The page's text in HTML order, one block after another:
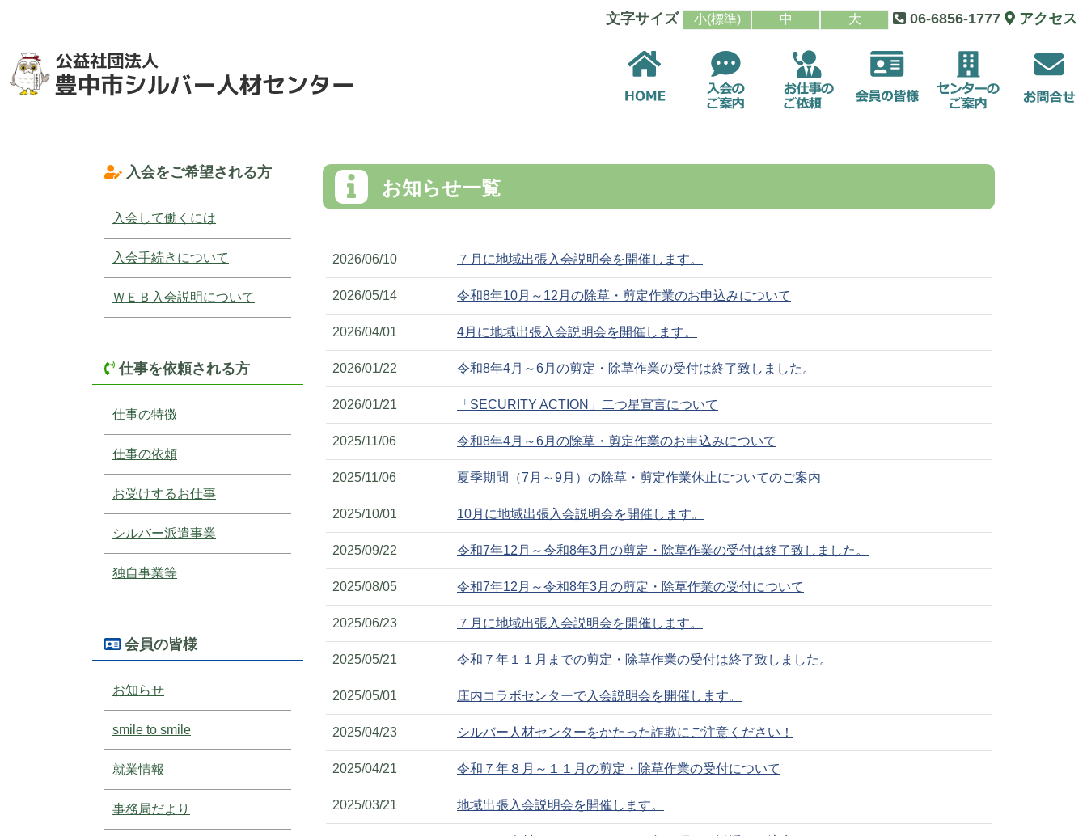
文字サイズ 小(標準) 中 大 06-6856-1777 アクセス
シルバー派遣事業事務局だより
履行確認書アップロード
情報公開
入会をご希望される方
入会して働くには
入会手続きについて
ＷＥＢ入会説明について
仕事を依頼される方
仕事の特徴
仕事の依頼
お受けするお仕事
シルバー派遣事業
独自事業等
会員の皆様
お知らせ
smile to smile
就業情報
事務局だより
お知らせ一覧
2026/06/10 ７月に地域出張入会説明会を開催します。
2026/05/14 令和8年10月～12月の除草・剪定作業のお申込みについて
2026/04/01 4月に地域出張入会説明会を開催します。
2026/01/22 令和8年4月～6月の剪定・除草作業の受付は終了致しました。
2026/01/21 「SECURITY ACTION」二つ星宣言について
2025/11/06 令和8年4月～6月の除草・剪定作業のお申込みについて
2025/11/06 夏季期間（7月～9月）の除草・剪定作業休止についてのご案内
2025/10/01 10月に地域出張入会説明会を開催します。
2025/09/22 令和7年12月～令和8年3月の剪定・除草作業の受付は終了致しました。
2025/08/05 令和7年12月～令和8年3月の剪定・除草作業の受付について
2025/06/23 ７月に地域出張入会説明会を開催します。
2025/05/21 令和７年１１月までの剪定・除草作業の受付は終了致しました。
2025/05/01 庄内コラボセンターで入会説明会を開催します。
2025/04/23 シルバー人材センターをかたった詐欺にご注意ください！
2025/04/21 令和７年８月～１１月の剪定・除草作業の受付について
2025/03/21 地域出張入会説明会を開催します。